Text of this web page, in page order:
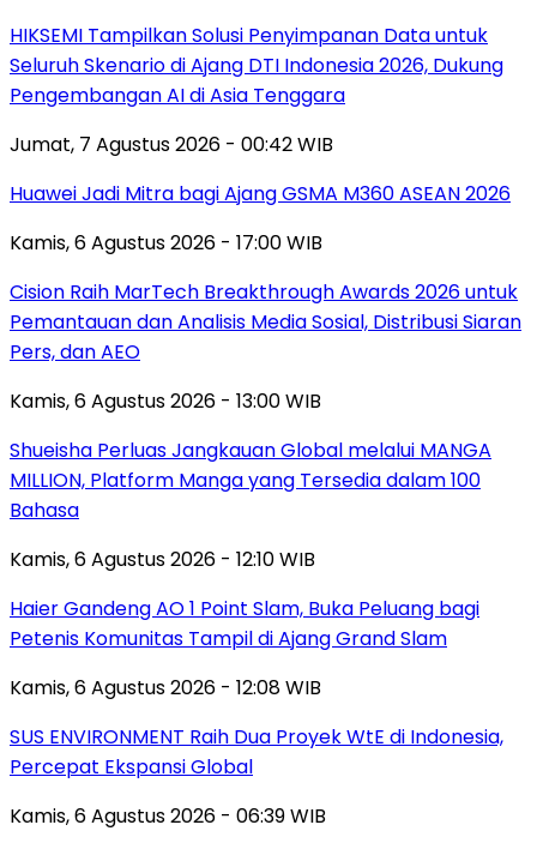
HIKSEMI Tampilkan Solusi Penyimpanan Data untuk
Seluruh Skenario di Ajang DTI Indonesia 2026, Dukung
Pengembangan AI di Asia Tenggara
Jumat, 7 Agustus 2026 - 00:42 WIB
Huawei Jadi Mitra bagi Ajang GSMA M360 ASEAN 2026
Kamis, 6 Agustus 2026 - 17:00 WIB
Cision Raih MarTech Breakthrough Awards 2026 untuk
Pemantauan dan Analisis Media Sosial, Distribusi Siaran
Pers, dan AEO
Kamis, 6 Agustus 2026 - 13:00 WIB
Shueisha Perluas Jangkauan Global melalui MANGA
MILLION, Platform Manga yang Tersedia dalam 100
Bahasa
Kamis, 6 Agustus 2026 - 12:10 WIB
Haier Gandeng AO 1 Point Slam, Buka Peluang bagi
Petenis Komunitas Tampil di Ajang Grand Slam
Kamis, 6 Agustus 2026 - 12:08 WIB
SUS ENVIRONMENT Raih Dua Proyek WtE di Indonesia,
Percepat Ekspansi Global
Kamis, 6 Agustus 2026 - 06:39 WIB